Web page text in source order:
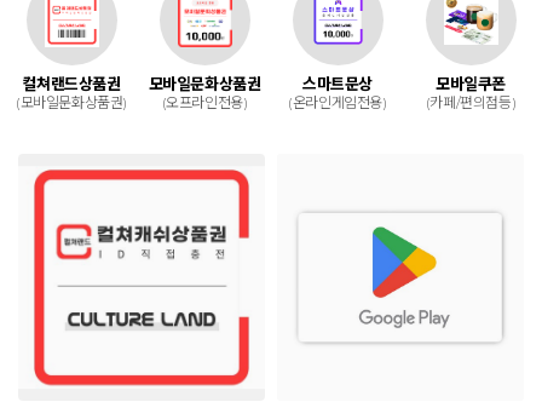
컬쳐랜드상품권
(모바일문화상품권)
모바일문화상품권
(오프라인전용)
스마트문상
(온라인게임전용)
모바일쿠폰
(카페/편의점등)